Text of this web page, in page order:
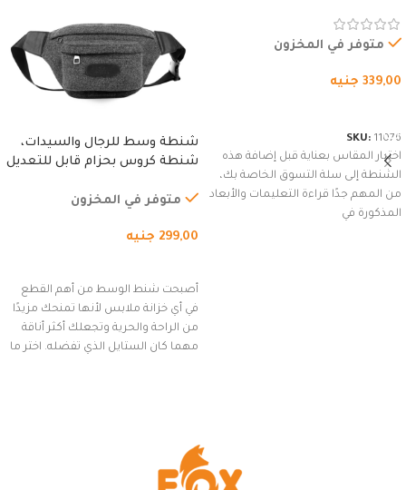
وسوستة.
متوفر في المخزون
339,00 جنيه
SKU: 11076
اختيار المقاس بعناية قبل إضافة هذه
الشنطة إلى سلة التسوق الخاصة بك،
من المهم جدًا قراءة التعليمات والأبعاد
المذكورة في
شنطة وسط للرجال والسيدات،
شنطة كروس بحزام قابل للتعديل
السفر، الجري العادي، المشي
(رمادي)
متوفر في المخزون
299,00 جنيه
أصبحت شنط الوسط من أهم القطع
في أي خزانة ملابس لأنها تمنحك مزيدًا
من الراحة والحرية وتجعلك أكثر أناقة
مهما كان الستايل الذي تفضله. اختر ما